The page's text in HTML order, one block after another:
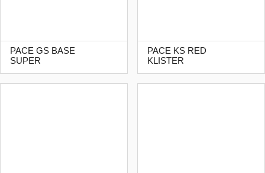
PACE GS BASE
SUPER
PACE KS RED
KLISTER